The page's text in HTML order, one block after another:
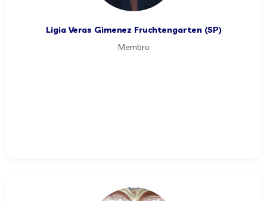
Ligia Veras Gimenez Fruchtengarten (SP)
Membro